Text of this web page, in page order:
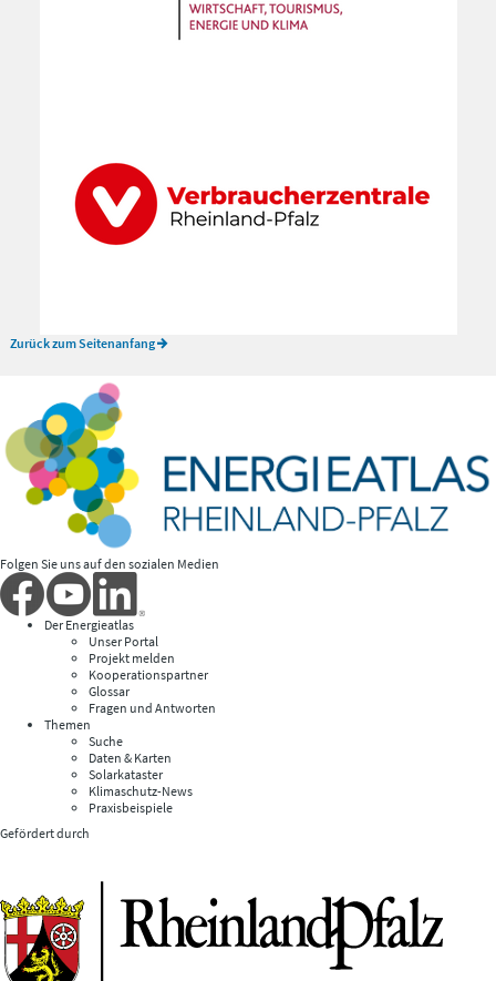
Zurück zum Seitenanfang
Folgen Sie uns auf den sozialen Medien
Der Energieatlas
Unser Portal
Projekt melden
Kooperationspartner
Glossar
Fragen und Antworten
Themen
Suche
Daten & Karten
Solarkataster
Klimaschutz-News
Praxisbeispiele
Gefördert durch